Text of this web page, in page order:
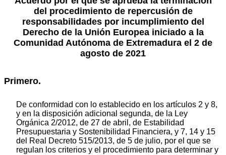
del procedimiento de repercusión de
responsabilidades por incumplimiento del
Derecho de la Unión Europea iniciado a la
Comunidad Autónoma de Extremadura el 2 de
agosto de 2021
Primero.
De conformidad con lo establecido en los artículos 2 y 8,
y en la disposición adicional segunda, de la Ley
Orgánica 2/2012, de 27 de abril, de Estabilidad
Presupuestaria y Sostenibilidad Financiera, y 7, 14 y 15
del Real Decreto 515/2013, de 5 de julio, por el que se
regulan los criterios y el procedimiento para determinar y